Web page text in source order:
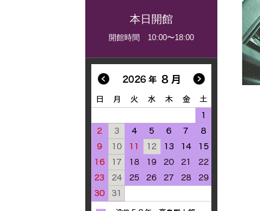
本日開館
開館時間 10:00〜18:00